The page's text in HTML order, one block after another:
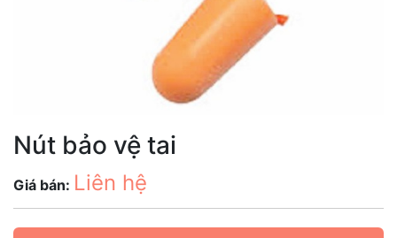
Nút bảo vệ tai
Giá bán: Liên hệ